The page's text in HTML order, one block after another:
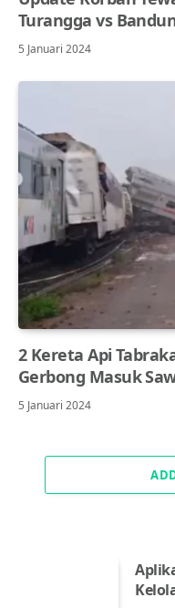
Turangga vs
5 Januari 2024
2 Kereta Api
Gerbong Masuk
5 Januari 2024